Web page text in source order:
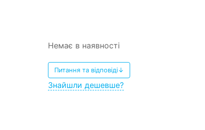
Немає в наявності
Питання та відповіді↓
Знайшли дешевше?